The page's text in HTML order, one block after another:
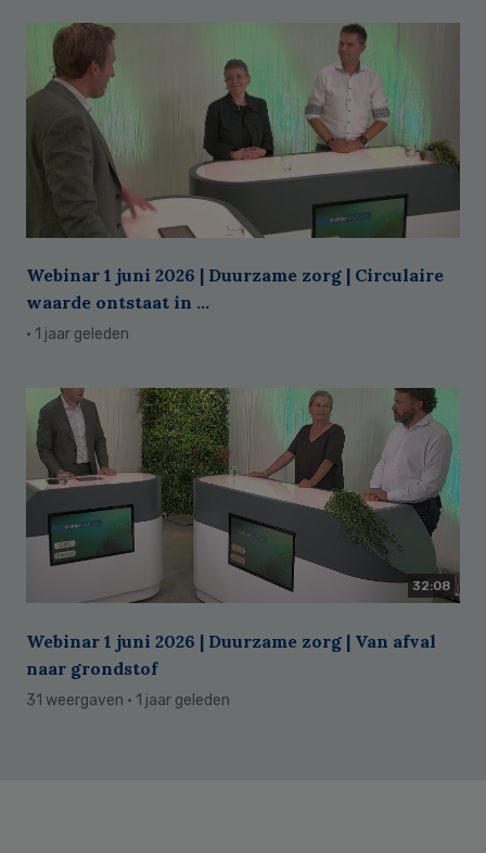
Webinar 1 juni 2026 | Duurzame zorg | Circulaire
waarde ontstaat in ...
· 1 jaar geleden
32:08
Webinar 1 juni 2026 | Duurzame zorg | Van afval
naar grondstof
31 weergaven · 1 jaar geleden